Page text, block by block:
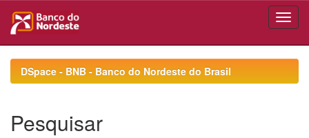
navigationDSpace - BNB - Banco do Nordeste do Brasil
Pesquisar